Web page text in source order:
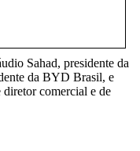
Sahad, presidente da
da BYD Brasil, e
comercial e de